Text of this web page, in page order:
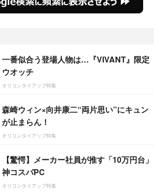
一番似合う登場人物は…『VIVANT』限定
ウオッチ
オリコンタイアップ特集
森崎ウィン×向井康二“両片思い”にキュン
が止まらん！
オリコンタイアップ特集
【驚愕】メーカー社員が推す「10万円台」
神コスパPC
オリコンタイアップ特集